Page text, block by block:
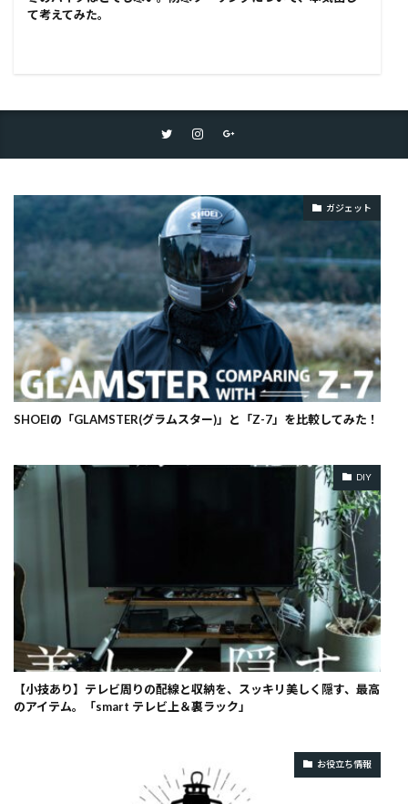
て考えてみた。
ガジェット
SHOEIの「GLAMSTER(グラムスター)」と「Z-7」を比較してみた！
DIY
【小技あり】テレビ周りの配線と収納を、スッキリ美しく隠す、最高
のアイテム。「smart テレビ上＆裏ラック」
お役立ち情報